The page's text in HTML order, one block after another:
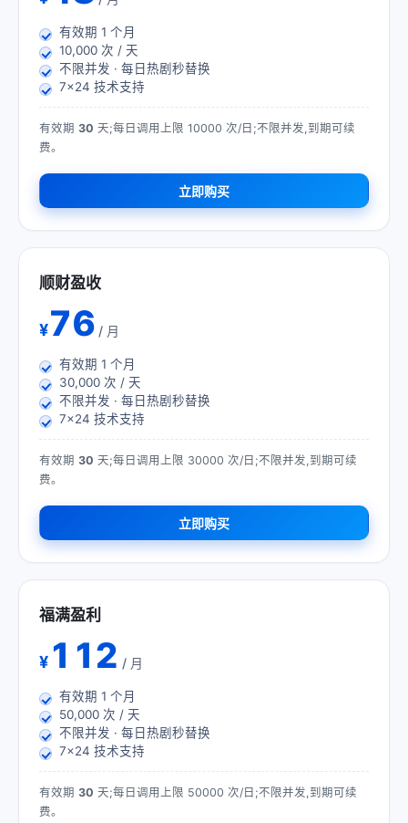
有效期 1 个月
10,000 次 / 天
不限并发 · 每日热剧秒替换
7×24 技术支持
有效期 30 天;每日调用上限 10000 次/日;不限并发,到期可续
费。
立即购买
顺财盈收
¥76 / 月
有效期 1 个月
30,000 次 / 天
不限并发 · 每日热剧秒替换
7×24 技术支持
有效期 30 天;每日调用上限 30000 次/日;不限并发,到期可续
费。
立即购买
福满盈利
¥ 112 / 月
有效期 1 个月
50,000 次 / 天
不限并发 · 每日热剧秒替换
7×24 技术支持
有效期 30 天;每日调用上限 50000 次/日;不限并发,到期可续
费。